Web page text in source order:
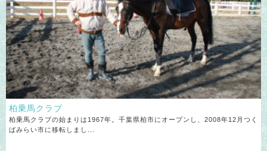
柏乗馬クラブ
柏乗馬クラブの始まりは1967年。千葉県柏市にオープンし、2008年12月つく
ばみらい市に移転しまし...